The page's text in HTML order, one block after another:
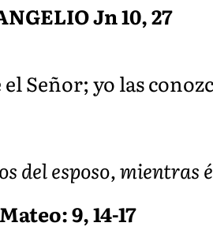
Jn 10, 27
Señor; yo las
del esposo, mientras
9, 14-17